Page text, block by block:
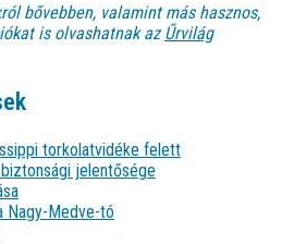
bővebben, valamint más hasznos,
is olvashatnak azŰrvilág
torkolatvidéke felett
jelentősége
Nagy-Medve-tó